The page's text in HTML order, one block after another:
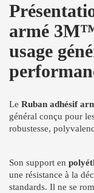
armé
usage
Le Ruban adhésif
général conçu pour
robustesse,
Son support en
une résistance à la
standards. Il ne se